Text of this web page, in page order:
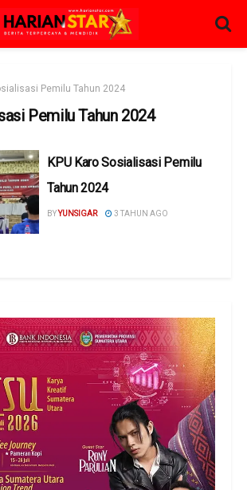
Pemilu Tahun 2024
Pemilu Tahun 2024
KPU Karo Sosialisasi Pemilu
Tahun 2024
BYYUNSIGAR 3 TAHUN AGO